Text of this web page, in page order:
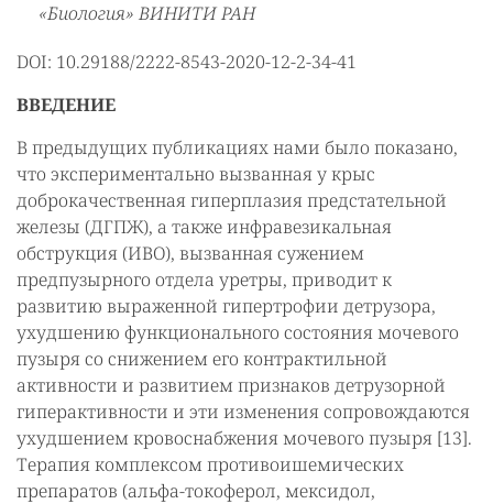
«Биология» ВИНИТИ РАН
DOI: 10.29188/2222-8543-2020-12-2-34-41
ВВЕДЕНИЕ
В предыдущих публикациях нами было показано,
что экспериментально вызванная у крыс
доброкачественная гиперплазия предстательной
железы (ДГПЖ), а также инфравезикальная
обструкция (ИВО), вызванная сужением
предпузырного отдела уретры, приводит к
развитию выраженной гипертрофии детрузора,
ухудшению функционального состояния мочевого
пузыря со снижением его контрактильной
активности и развитием признаков детрузорной
гиперактивности и эти изменения сопровождаются
ухудшением кровоснабжения мочевого пузыря [13].
Терапия комплексом противоишемических
препаратов (альфа-токоферол, мексидол,